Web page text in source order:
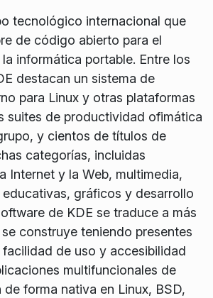
tecnológico internacional que
de código abierto para el
informática portable. Entre los
destacan un sistema de
para Linux y otras plataformas
suites de productividad ofimática
y cientos de títulos de
categorías, incluidas
Internet y la Web, multimedia,
gráficos y desarrollo
de KDE se traduce a más
construye teniendo presentes
de uso y accesibilidad
multifuncionales de
de forma nativa en Linux, BSD,